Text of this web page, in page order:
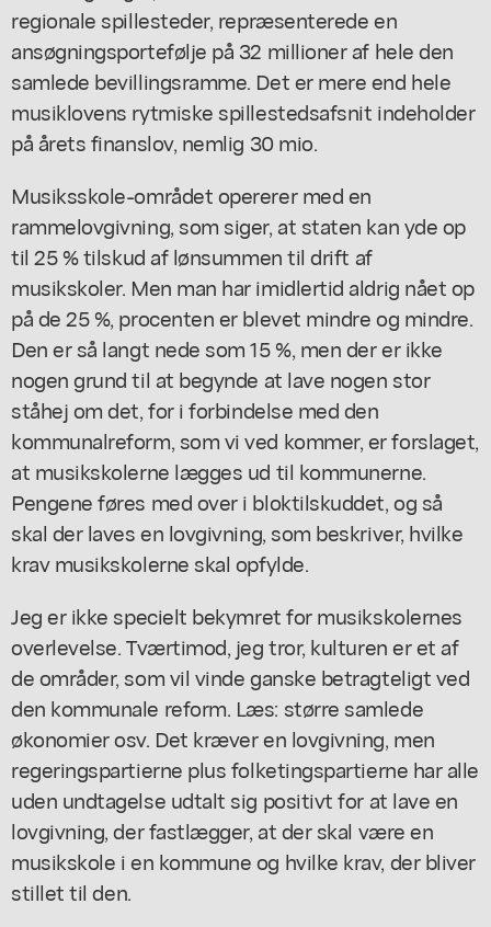
regionale spillesteder, repræsenterede en
ansøgningsportefølje på 32 millioner af hele den
samlede bevillingsramme. Det er mere end hele
musiklovens rytmiske spillestedsafsnit indeholder
på årets finanslov, nemlig 30 mio.
Musiksskole-området opererer med en
rammelovgivning, som siger, at staten kan yde op
til 25 % tilskud af lønsummen til drift af
musikskoler. Men man har imidlertid aldrig nået op
på de 25 %, procenten er blevet mindre og mindre.
Den er så langt nede som 15 %, men der er ikke
nogen grund til at begynde at lave nogen stor
ståhej om det, for i forbindelse med den
kommunalreform, som vi ved kommer, er forslaget,
at musikskolerne lægges ud til kommunerne.
Pengene føres med over i bloktilskuddet, og så
skal der laves en lovgivning, som beskriver, hvilke
krav musikskolerne skal opfylde.
Jeg er ikke specielt bekymret for musikskolernes
overlevelse. Tværtimod, jeg tror, kulturen er et af
de områder, som vil vinde ganske betragteligt ved
den kommunale reform. Læs: større samlede
økonomier osv. Det kræver en lovgivning, men
regeringspartierne plus folketingspartierne har alle
uden undtagelse udtalt sig positivt for at lave en
lovgivning, der fastlægger, at der skal være en
musikskole i en kommune og hvilke krav, der bliver
stillet til den.